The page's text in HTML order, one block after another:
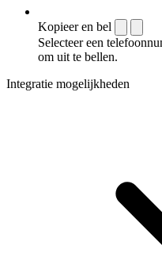
Kopieer en bel
Selecteer een
om uit te bellen.
Integratie mogelijkheden